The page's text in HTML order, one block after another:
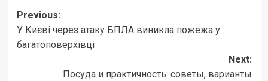
Post
navigation
Previous:
У Києві через атаку БПЛА виникла пожежа у
багатоповерхівці
Next:
Посуда и практичность: советы, варианты